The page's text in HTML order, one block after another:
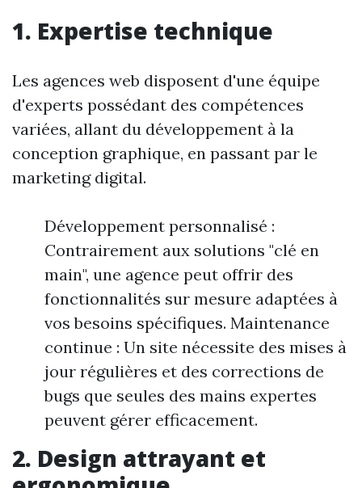
1. Expertise technique
Les agences web disposent d'une équipe
d'experts possédant des compétences
variées, allant du développement à la
conception graphique, en passant par le
marketing digital.
Développement personnalisé :
Contrairement aux solutions "clé en
main", une agence peut offrir des
fonctionnalités sur mesure adaptées à
vos besoins spécifiques. Maintenance
continue : Un site nécessite des mises à
jour régulières et des corrections de
bugs que seules des mains expertes
peuvent gérer efficacement.
2. Design attrayant et